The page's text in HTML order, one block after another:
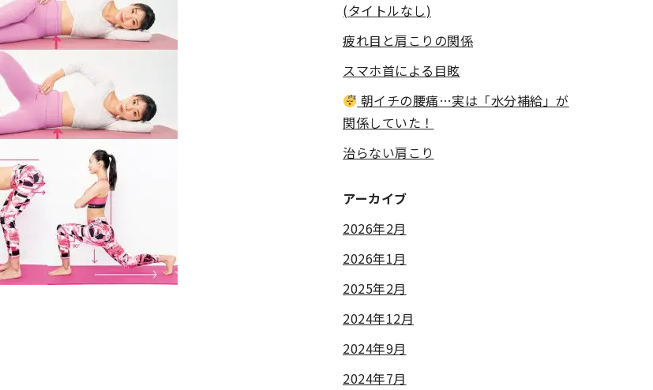
(タイトルなし)
疲れ目と肩こりの関係
スマホ首による目眩
朝イチの腰痛…実は「水分補給」が
関係していた！
治らない肩こり
アーカイブ
2026年2月
2026年1月
2025年2月
2024年12月
2024年9月
2024年7月